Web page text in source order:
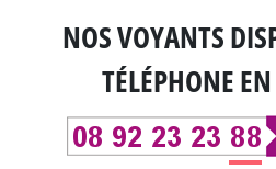
NOS VOYANTS
TÉLÉPHONE